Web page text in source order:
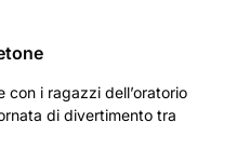
con i ragazzi dell’oratorio
di divertimento tra